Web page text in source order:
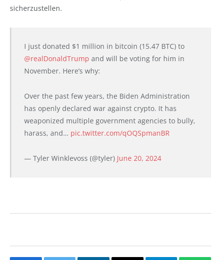
sicherzustellen.
I just donated $1 million in bitcoin (15.47 BTC) to
@realDonaldTrump and will be voting for him in
November. Here’s why:
Over the past few years, the Biden Administration
has openly declared war against crypto. It has
weaponized multiple government agencies to bully,
harass, and… pic.twitter.com/qOQSpmanBR
— Tyler Winklevoss (@tyler) June 20, 2024